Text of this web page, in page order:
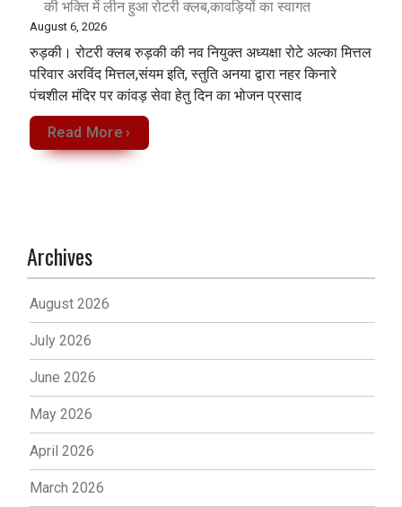
की भक्ति में लीन हुआ रोटरी क्लब,कावड़ियों का स्वागत
August 6, 2026
रुड़की। रोटरी क्लब रुड़की की नव नियुक्त अध्यक्षा रोटे अल्का मित्तल
परिवार अरविंद मित्तल,संयम इति, स्तुति अनया द्वारा नहर किनारे
पंचशील मंदिर पर कांवड़ सेवा‌ हेतु दिन का भोजन प्रसाद
Read More ›
Archives
August 2026
July 2026
June 2026
May 2026
April 2026
March 2026